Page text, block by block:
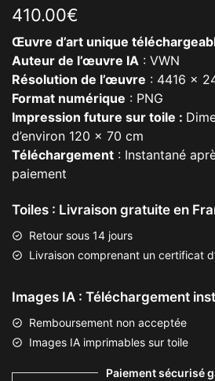
410.00€
Œuvre d’art unique
Auteur de l’œuvre IA : VWN
Résolution de l’œuvre : 4416 x
Format numérique : PNG
Impression future sur toile :
d’environ 120 x 70 cm
Téléchargement : Instantané
paiement
Toiles : Livraison gratuite en
Retour sous 14 jours
Livraison comprenant un certificat
Images IA : Téléchargement
Remboursement non acceptée
Images IA imprimables sur toile
Paiement sécurisé